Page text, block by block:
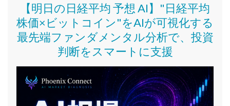
【明日の日経平均 予想 AI】"日経平均
株価×ビットコイン"をAIが可視化する
最先端ファンダメンタル分析で、投資
判断をスマートに支援